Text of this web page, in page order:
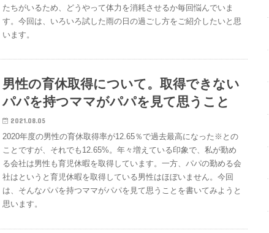
たちがいるため、どうやって体力を消耗させるか毎回悩んでいま
す。今回は、いろいろ試した雨の日の過ごし方をご紹介したいと思
います。
男性の育休取得について。取得できない
パパを持つママがパパを見て思うこと
2021.08.05
2020年度の男性の育休取得率が12.65％で過去最高になった※との
ことですが、それでも12.65%。年々増えている印象で、私が勤め
る会社は男性も育児休暇を取得しています。一方、パパの勤める会
社はというと育児休暇を取得している男性はほぼいません。今回
は、そんなパパを持つママがパパを見て思うことを書いてみようと
思います。